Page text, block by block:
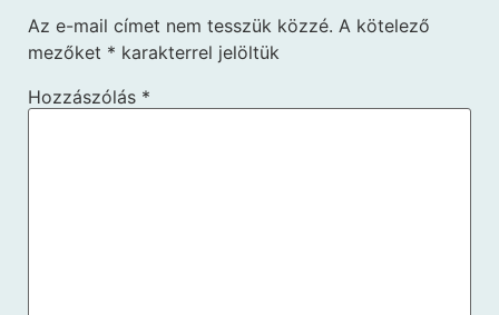
Az e-mail címet nem tesszük közzé. A kötelező
mezőket * karakterrel jelöltük
Hozzászólás *